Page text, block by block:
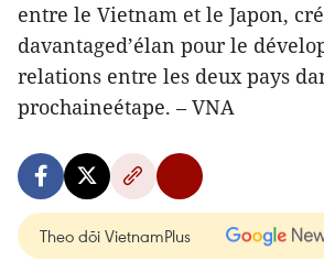
entre le Vietnam et le Japon,
davantaged’élan pour le
relations entre les deux pays
prochaineétape. – VNA
Theo dõi VietnamPlus